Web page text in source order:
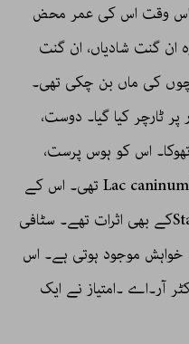
وقت اس کی عمر محض
گنت شادیاں، ان گنت
کی ماں بن چکی تھی۔
ٹارچر کیا گیا۔ دوست،
اس کو ہوس پرست،
بدکردار کہا، دراصل ’’سارہ شگفتہ ‘‘Lac caninum تھی۔ اس کے
ساتھ ساتھ اس کے اندر Staphisagriaکے بھی اثرات تھے۔ سٹافی
خواہش موجود ہوتی ہے۔ اس
آر۔اے ۔امتیاز نے ایک